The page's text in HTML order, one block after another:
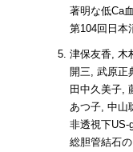
著明な低Ca
第104回日本
津保友香, 木
開三, 武原正
田中久美子,
あつ子, 中
非透視下US-
総胆管結石の